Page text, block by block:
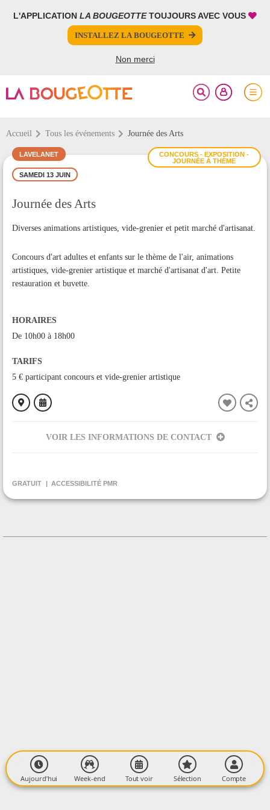
L'APPLICATION LA BOUGEOTTETOUJOURS AVEC VOUS
INSTALLEZ LA BOUGEOTTE
Non merci
Accueil Tous les événements Journée des Arts
CONCOURS - EXPOSITION -
JOURNÉE À THÈME
LAVELANET
SAMEDI 13 JUIN
Journée des Arts
Diverses animations artistiques, vide-grenier et petit marché d'artisanat.
Concours d'art adultes et enfants sur le thème de l'air, animations
artistiques, vide-grenier artistique et marché d'artisanat d'art. Petite
restauration et buvette.
HORAIRES
De 10h00 à 18h00
TARIFS
5 € participant concours et vide-grenier artistique
VOIR LES INFORMATIONS DE CONTACT
GRATUIT ACCESSIBILITÉ PMR
FERMER
PARTAGER
Aujourd’hui Week-end Tout voir Sélection Compte
FERMER
Votre inscription à la newsletter a été effectuée.